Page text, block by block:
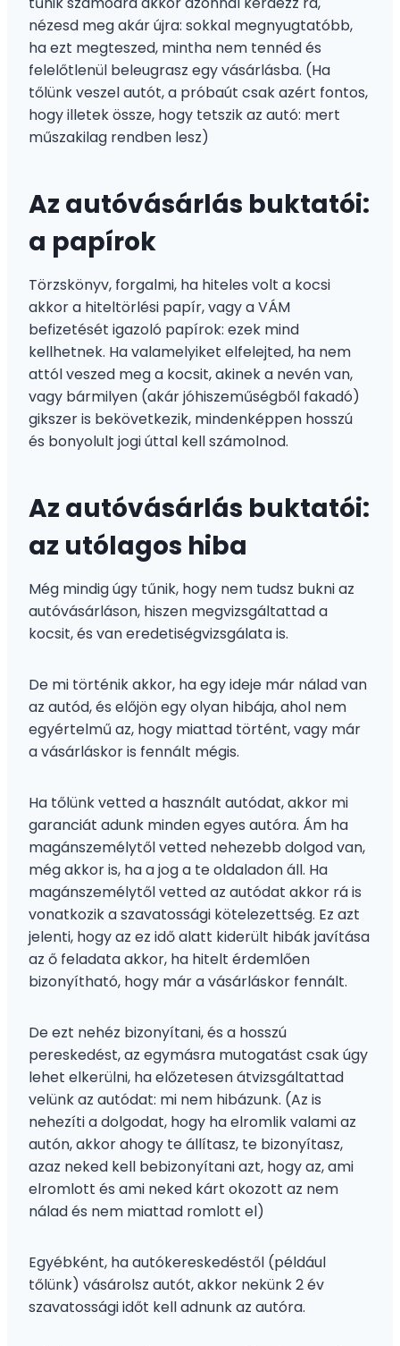
nézesd meg akár újra: sokkal megnyugtatóbb,
ha ezt megteszed, mintha nem tennéd és
felelőtlenül beleugrasz egy vásárlásba. (Ha
tőlünk veszel autót, a próbaút csak azért fontos,
hogy illetek össze, hogy tetszik az autó: mert
műszakilag rendben lesz)
Az autóvásárlás buktatói:
a papírok
Törzskönyv, forgalmi, ha hiteles volt a kocsi
akkor a hiteltörlési papír, vagy a VÁM
befizetését igazoló papírok: ezek mind
kellhetnek. Ha valamelyiket elfelejted, ha nem
attól veszed meg a kocsit, akinek a nevén van,
vagy bármilyen (akár jóhiszeműségből fakadó)
gikszer is bekövetkezik, mindenképpen hosszú
és bonyolult jogi úttal kell számolnod.
Az autóvásárlás buktatói:
az utólagos hiba
Még mindig úgy tűnik, hogy nem tudsz bukni az
autóvásárláson, hiszen megvizsgáltattad a
kocsit, és van eredetiségvizsgálata is.
De mi történik akkor, ha egy ideje már nálad van
az autód, és előjön egy olyan hibája, ahol nem
egyértelmű az, hogy miattad történt, vagy már
a vásárláskor is fennált mégis.
Ha tőlünk vetted a használt autódat, akkor mi
garanciát adunk minden egyes autóra. Ám ha
magánszemélytől vetted nehezebb dolgod van,
még akkor is, ha a jog a te oldaladon áll. Ha
magánszemélytől vetted az autódat akkor rá is
vonatkozik a szavatossági kötelezettség. Ez azt
jelenti, hogy az ez idő alatt kiderült hibák javítása
az ő feladata akkor, ha hitelt érdemlően
bizonyítható, hogy már a vásárláskor fennált.
De ezt nehéz bizonyítani, és a hosszú
pereskedést, az egymásra mutogatást csak úgy
lehet elkerülni, ha előzetesen átvizsgáltattad
velünk az autódat: mi nem hibázunk. (Az is
nehezíti a dolgodat, hogy ha elromlik valami az
autón, akkor ahogy te állítasz, te bizonyítasz,
azaz neked kell bebizonyítani azt, hogy az, ami
elromlott és ami neked kárt okozott az nem
nálad és nem miattad romlott el)
Egyébként, ha autókereskedéstől (például
tőlünk) vásárolsz autót, akkor nekünk 2 év
szavatossági időt kell adnunk az autóra.